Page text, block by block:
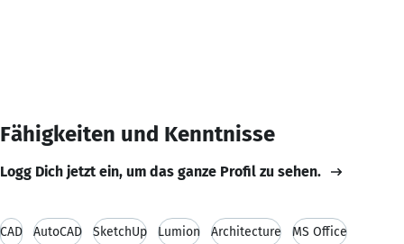
Fähigkeiten und Kenntnisse
Logg Dich jetzt ein, um das ganze Profil zu sehen.
CAD AutoCAD SketchUp Lumion Architecture MS Office